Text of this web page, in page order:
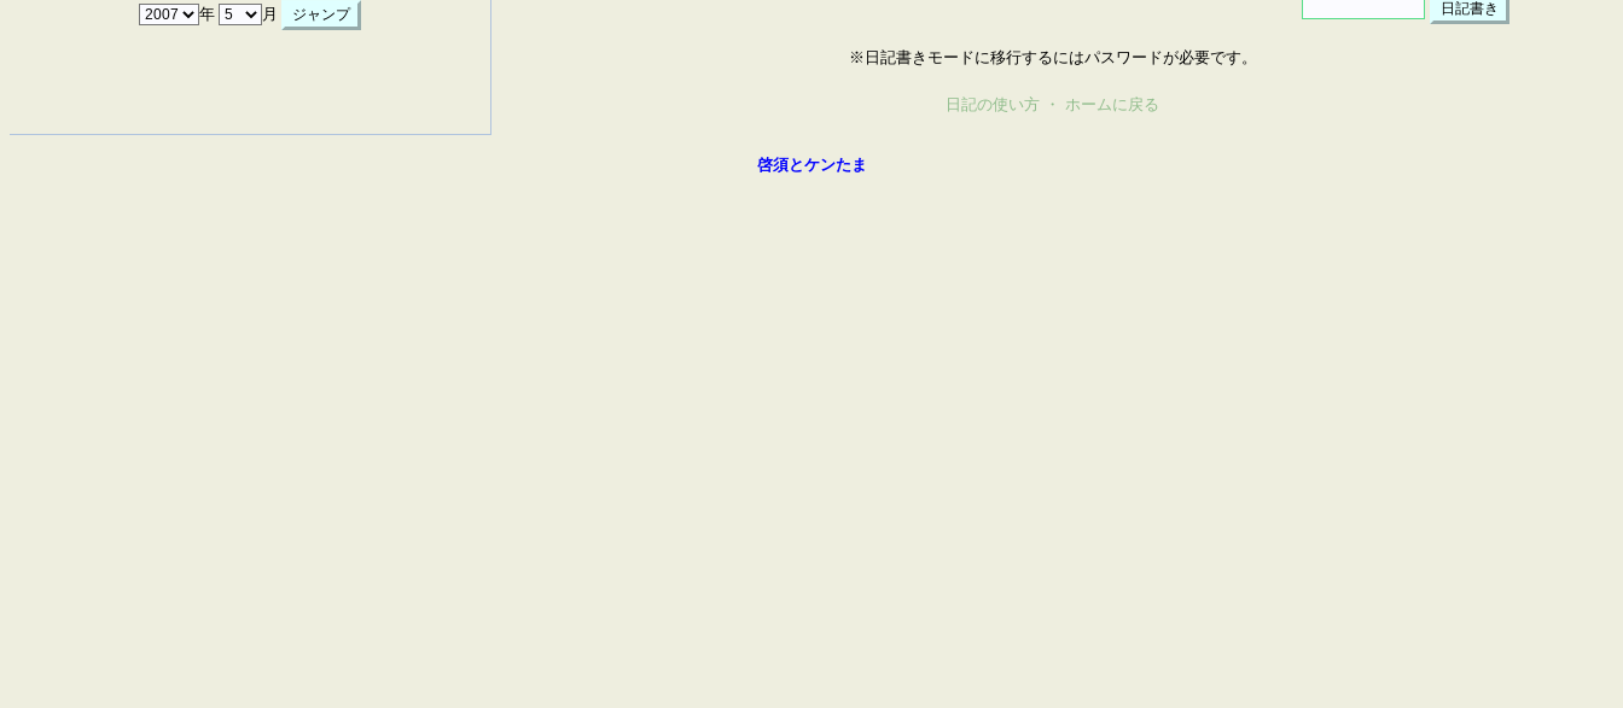
年 月
※日記書きモードに移行するにはパスワードが必要です。
日記の使い方 ・ ホームに戻る
啓須とケンたま